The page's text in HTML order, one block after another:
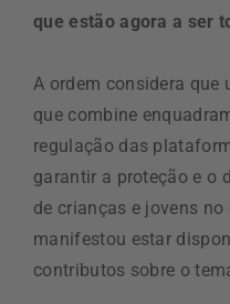
que estão agora a ser
A ordem considera que
que combine
regulação das
garantir a proteção e o
de crianças e jovens
manifestou estar
contributos sobre o